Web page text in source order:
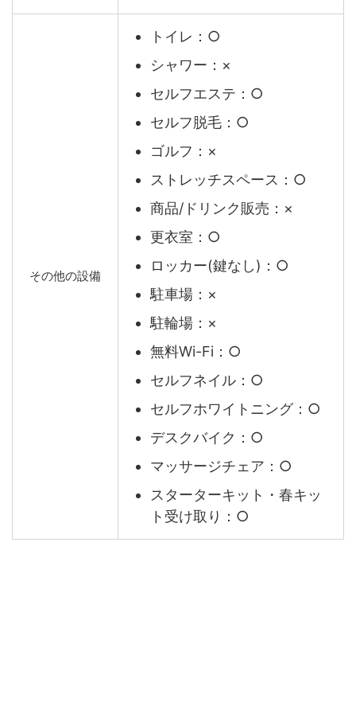
その他の設備
トイレ：○
シャワー：×
セルフエステ：○
セルフ脱毛：○
ゴルフ：×
ストレッチスペース：○
商品/ドリンク販売：×
更衣室：○
ロッカー(鍵なし)：○
駐車場：×
駐輪場：×
無料Wi-Fi：○
セルフネイル：○
セルフホワイトニング：○
デスクバイク：○
マッサージチェア：○
スターターキット・春キッ
ト受け取り：○